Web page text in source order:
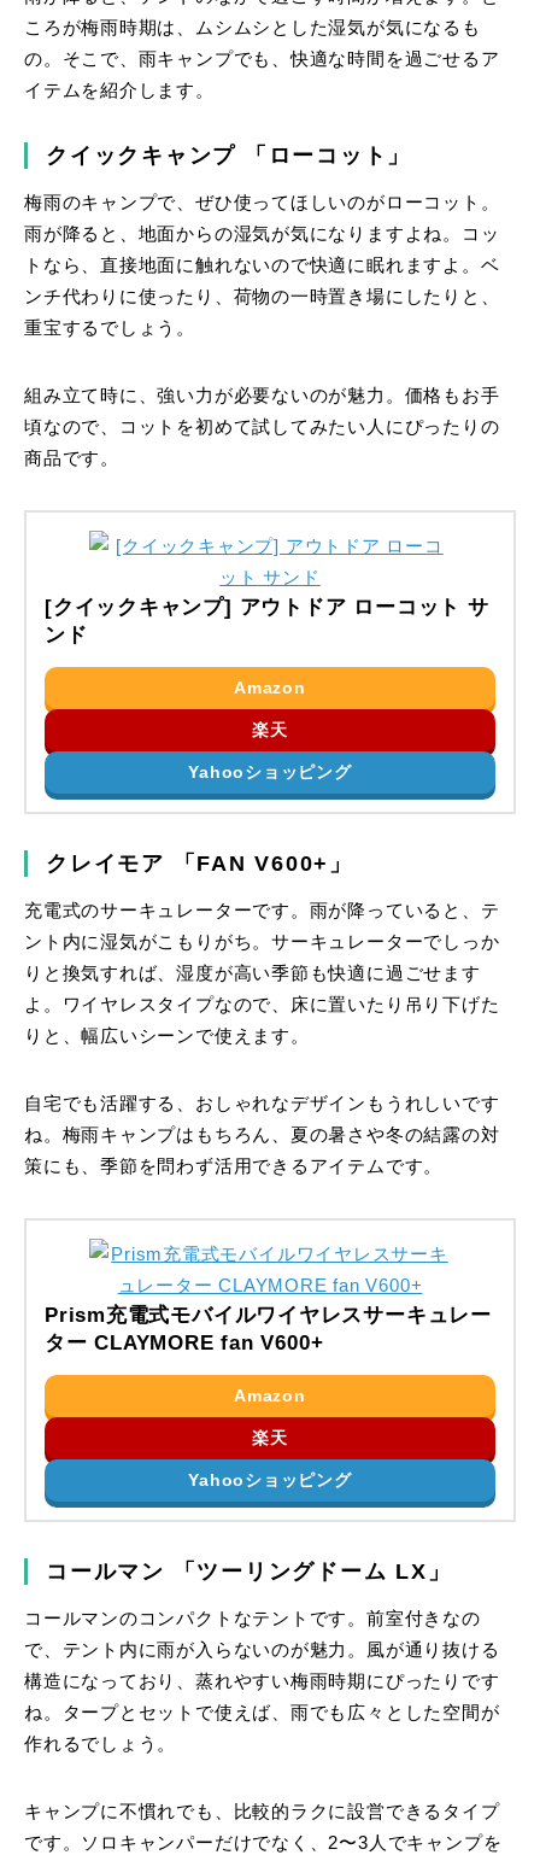
ころが梅雨時期は、ムシムシとした湿気が気になるも
の。そこで、雨キャンプでも、快適な時間を過ごせるア
イテムを紹介します。
クイックキャンプ 「ローコット」
梅雨のキャンプで、ぜひ使ってほしいのがローコット。
雨が降ると、地面からの湿気が気になりますよね。コッ
トなら、直接地面に触れないので快適に眠れますよ。ベ
ンチ代わりに使ったり、荷物の一時置き場にしたりと、
重宝するでしょう。
組み立て時に、強い力が必要ないのが魅力。価格もお手
頃なので、コットを初めて試してみたい人にぴったりの
商品です。
[クイックキャンプ] アウトドア ローコット サ
ンド
Amazon
楽天
Yahooショッピング
クレイモア 「FAN V600+」
充電式のサーキュレーターです。雨が降っていると、テ
ント内に湿気がこもりがち。サーキュレーターでしっか
りと換気すれば、湿度が高い季節も快適に過ごせます
よ。ワイヤレスタイプなので、床に置いたり吊り下げた
りと、幅広いシーンで使えます。
自宅でも活躍する、おしゃれなデザインもうれしいです
ね。梅雨キャンプはもちろん、夏の暑さや冬の結露の対
策にも、季節を問わず活用できるアイテムです。
Prism充電式モバイルワイヤレスサーキュレー
ター CLAYMORE fan V600+
Amazon
楽天
Yahooショッピング
コールマン 「ツーリングドーム LX」
コールマンのコンパクトなテントです。前室付きなの
で、テント内に雨が入らないのが魅力。風が通り抜ける
構造になっており、蒸れやすい梅雨時期にぴったりです
ね。タープとセットで使えば、雨でも広々とした空間が
作れるでしょう。
キャンプに不慣れでも、比較的ラクに設営できるタイプ
です。ソロキャンパーだけでなく、2〜3人でキャンプを